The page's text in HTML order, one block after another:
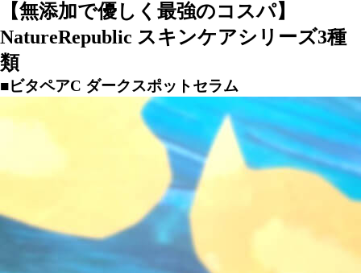
【無添加で優しく最強のコスパ】
NatureRepublic スキンケアシリーズ3種
類
■ビタペアC ダークスポットセラム